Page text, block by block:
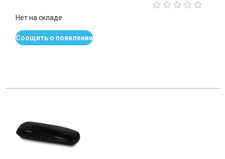
Нет на складе
Соощить о появлении